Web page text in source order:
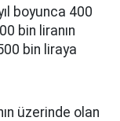
boyunca 400
bin liranın
bin liraya
üzerinde olan